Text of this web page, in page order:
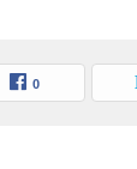
0